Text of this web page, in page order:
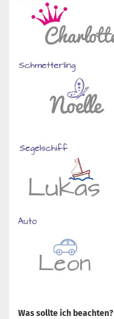
Was sollte ich beachten?